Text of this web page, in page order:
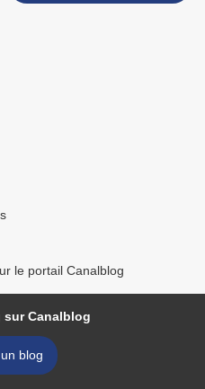
le portail Canalblog
sur Canalblog
blog